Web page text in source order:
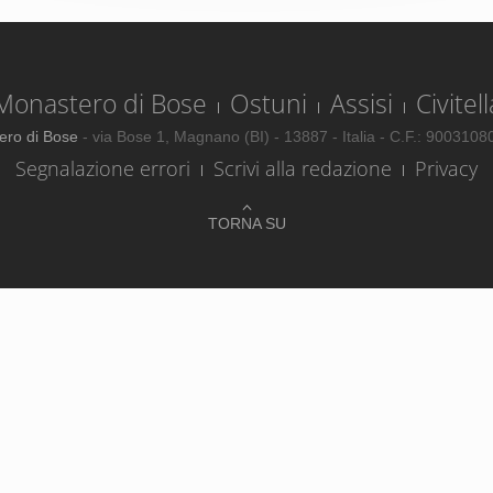
TORNA SU
di Bose Ostuni Assisi
di Bose - via Bose 1, Magnano (BI) - 13887 - Italia - C.F.:
Segnalazione errori Scrivi alla redazione Privacy